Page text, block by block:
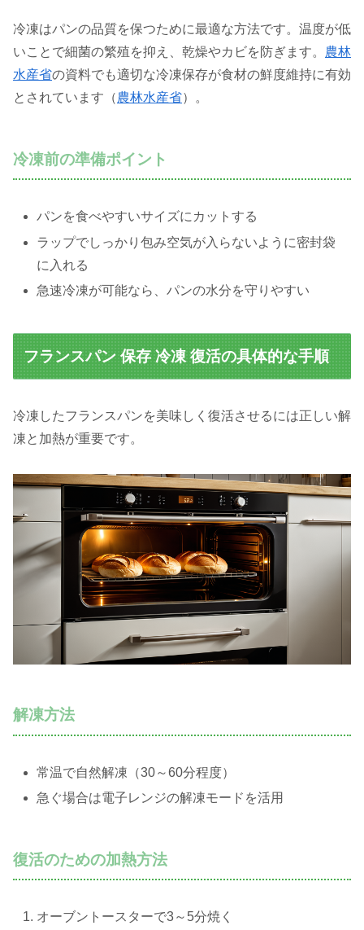
冷凍はパンの品質を保つために最適な方法です。温度が低
いことで細菌の繁殖を抑え、乾燥やカビを防ぎます。 農林
水産省の資料でも適切な冷凍保存が食材の鮮度維持に有効
とされています（農林水産省）。
冷凍前の準備ポイント
パンを食べやすいサイズにカットする
ラップでしっかり包み空気が入らないように密封袋
に入れる
急速冷凍が可能なら、パンの水分を守りやすい
フランスパン 保存 冷凍 復活の具体的な手順
冷凍したフランスパンを美味しく復活させるには正しい解
凍と加熱が重要です。
解凍方法
常温で自然解凍（30～60分程度）
急ぐ場合は電子レンジの解凍モードを活用
復活のための加熱方法
オーブントースターで3～5分焼く